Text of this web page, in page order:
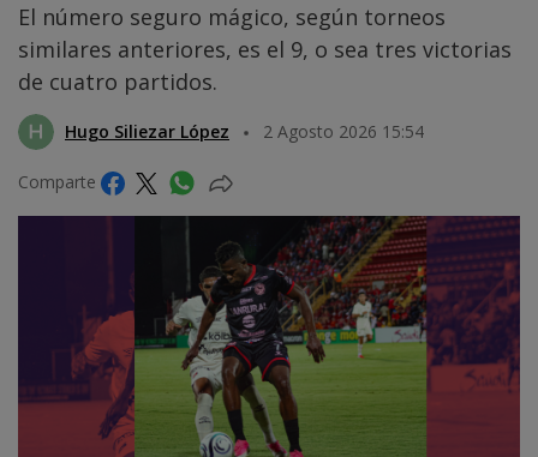
El número seguro mágico, según torneos
similares anteriores, es el 9, o sea tres victorias
de cuatro partidos.
Hugo Siliezar López 2 Agosto 2026 15:54
Comparte